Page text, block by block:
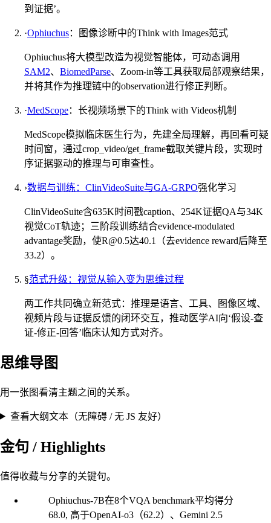
到证据’。
·Ophiuchus：图像诊断中的Think with Images范式
Ophiuchus将大模型改造为视觉智能体，可动态调用
SAM2、 BiomedParse、Zoom-in等工具获取局部观察结果，
并将其作为推理链中的observation进行修正判断。
·MedScope：长视频场景下的Think with Videos机制
MedScope模拟临床医生行为，先建全局理解，再回看可疑
时间窗，通过crop_video/get_frame截取关键片段，实现时
序证据驱动的推理与可审查性。
›数据与训练：ClinVideoSuite与GA-GRPO强化学习
ClinVideoSuite含635K时间戳caption、254K证据QA与34K
视觉CoT轨迹；三阶段训练结合evidence-modulated
advantage奖励，使R@0.5达40.1（去evidence reward后降至
33.2）。
§范式升级：视觉从输入变为思维过程
两工作共同确立新范式：推理是语言、工具、图像区域、
视频片段与证据反馈的闭环交互，推动医学AI向‘假设-查
证-修正-回答’临床认知方式对齐。
思维导图
用一张图看清主题之间的关系。
查看大纲文本（无障碍 / 无 JS 友好）
金句 / Highlights
值得收藏与分享的关键句。
Ophiuchus-7B在8个VQA benchmark平均得分
68.0, 高于OpenAI-o3（62.2）、Gemini 2.5